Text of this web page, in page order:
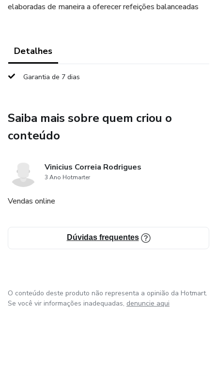
elaboradas de maneira a oferecer refeições balanceadas
Detalhes
Garantia de 7 dias
Saiba mais sobre quem criou o
conteúdo
Vinicius Correia Rodrigues
3 Ano Hotmarter
Vendas online
Dúvidas frequentes
O conteúdo deste produto não representa a opinião da Hotmart.
Se você vir informações inadequadas, denuncie aqui